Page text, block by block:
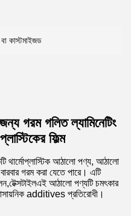
কাস্টমাইজড
গরম গলিত ল্যামিনেটিং
ফিল্ম
থার্মোপ্লাস্টিক আঠালো পণ্য, আঠালো
গরম করা যেতে পারে। এটি
আঠালো পণ্যটি চমৎকার
additives প্রতিরোধী।